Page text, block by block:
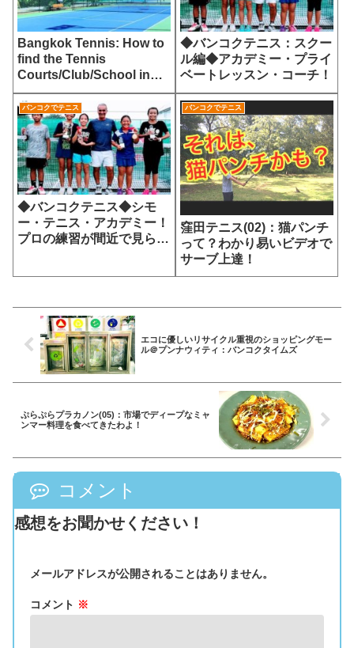
Bangkok Tennis: How to
find the Tennis
Courts/Club/School in
Bangkok!
◆バンコクテニス：スクー
ル編◆アカデミー・プライ
ベートレッスン・コーチ！
バンコクでテニス
◆バンコクテニス◆シモ
ー・テニス・アカデミー！
プロの練習が間近で見られ
バンコクでテニス
窪田テニス(02)：猫パンチ
って？わかり易いビデオで
サーブ上達！
エコに優しいリサイクル重視のショッピングモー
ル＠プンナウィティ：バンコクタイムズ
ぷらぷらプラカノン(05)：市場でディープなミャ
ンマー料理を食べてきたわよ！
コメント
感想をお聞かせください！
メールアドレスが公開されることはありません。
コメント ※